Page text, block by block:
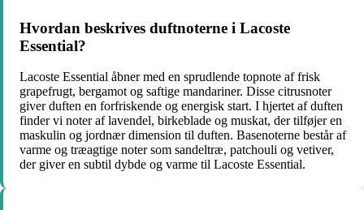
Hvordan beskrives duftnoterne i Lacoste
Essential?
Lacoste Essential åbner med en sprudlende topnote af frisk
grapefrugt, bergamot og saftige mandariner. Disse citrusnoter
giver duften en forfriskende og energisk start. I hjertet af duften
finder vi noter af lavendel, birkeblade og muskat, der tilføjer en
maskulin og jordnær dimension til duften. Basenoterne består af
varme og træagtige noter som sandeltræ, patchouli og vetiver,
der giver en subtil dybde og varme til Lacoste Essential.